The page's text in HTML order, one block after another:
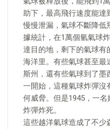
助下，最高飛行速度能達
慢慢泄漏，氣球不斷降低
據統計，在1萬個氫氣球
達目的地，剩下的氣球有
海洋里。有些氣球甚至最
斯州，還有些氣球到了墨
一開始，這種氣球炸彈沒
何威脅。但是1945，一
炸彈炸死。
這些越洋氣球造成了不少